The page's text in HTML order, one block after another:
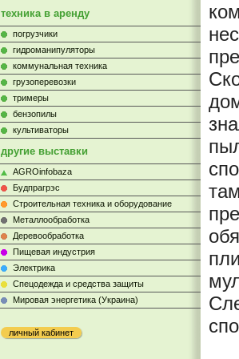
техника в аренду
погрузчики
гидроманипуляторы
коммунальная техника
грузоперевозки
тримеры
бензопилы
культиваторы
другие выставки
AGROinfobaza
Будпрагрэс
Строительная техника и оборудование
Металлообработка
Деревообработка
Пищевая индустрия
Электрика
Cпецодежда и средства защиты
Мировая энергетика (Украина)
личный кабинет